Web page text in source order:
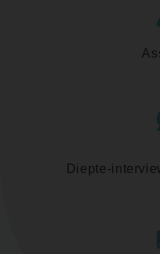
Diepte-